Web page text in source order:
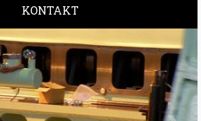
KONTAKT